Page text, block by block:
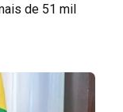
de 51 mil